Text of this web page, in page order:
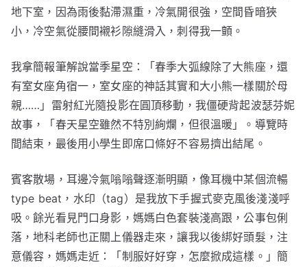
地下室，因為雨後黏滯濕重，冷氣開很強，空間昏暗狹
小，冷空氣從腰間襯衫隙縫滑入，刺得我一顫。
我拿簡報筆解說當季星空：「春季大弧線除了大熊座，還
有室女座角宿一，室女座的神話其實和大小熊一樣關於母
親……」雷射紅光隨投影在圓頂移動，我僵硬背起波瑟芬妮
故事，「春天星空雖然不特別絢爛，但很溫暖」。導覽時
間結束，最後用小學生即席口條好不容易擠出結尾。
賓客散場，耳邊冷氣嗡嗡聲逐漸明顯，像耳機中某個流暢
type beat，水印（tag）是我放下手握式麥克風後淺淺呼
吸。餘光看見門口身影，媽媽白色套裝淺高跟，公事包俐
落，地科老師也正關上儀器走來，讓我以後綁好頭髮，注
意儀容，媽媽走近：「制服好好穿，怎麼掀成這樣。」簡